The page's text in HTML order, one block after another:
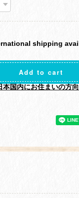
shipping
Add to cart
本国内にお住まいの方